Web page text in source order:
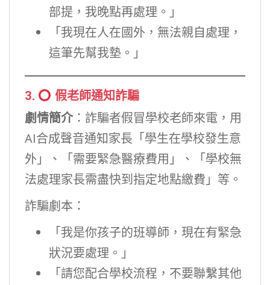
部提，我晚點再處理。」
「我現在人在國外，無法親自處理，
這筆先幫我墊。」
3. 假老師通知詐騙
劇情簡介：詐騙者假冒學校老師來電，用
AI合成聲音通知家長「學生在學校發生意
外」、「需要緊急醫療費用」、「學校無
法處理家長需盡快到指定地點繳費」等。
詐騙劇本：
「我是你孩子的班導師，現在有緊急
狀況要處理。」
「請您配合學校流程，不要聯繫其他